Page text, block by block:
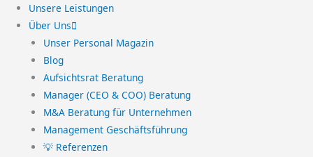
Unsere Leistungen
Über Uns
Unser Personal Magazin
Blog
Aufsichtsrat Beratung
Manager (CEO & COO) Beratung
M&A Beratung für Unternehmen
Management Geschäftsführung
💡 Referenzen